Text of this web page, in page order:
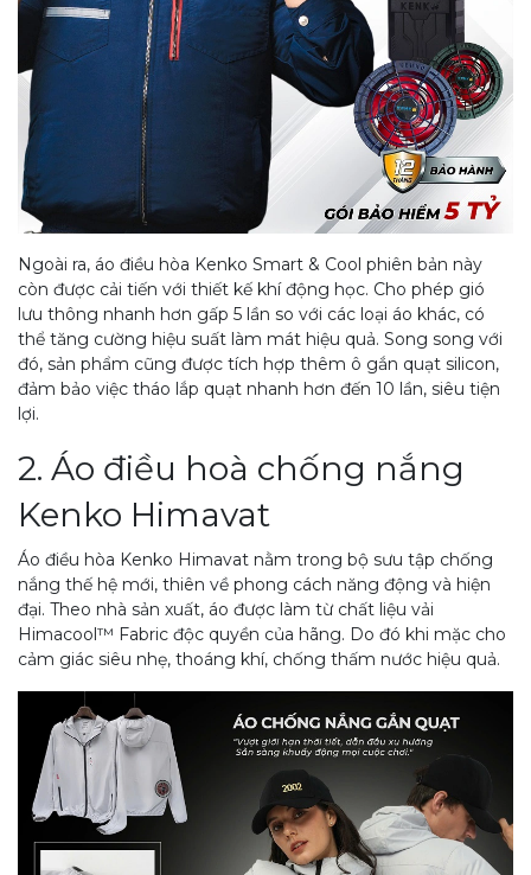
Ngoài ra, áo điều hòa Kenko Smart & Cool phiên bản này
còn được cải tiến với thiết kế khí động học. Cho phép gió
lưu thông nhanh hơn gấp 5 lần so với các loại áo khác, có
thể tăng cường hiệu suất làm mát hiệu quả. Song song với
đó, sản phẩm cũng được tích hợp thêm ô gắn quạt silicon,
đảm bảo việc tháo lắp quạt nhanh hơn đến 10 lần, siêu tiện
lợi.
2. Áo điều hoà chống nắng
Kenko Himavat
Áo điều hòa Kenko Himavat nằm trong bộ sưu tập chống
nắng thế hệ mới, thiên về phong cách năng động và hiện
đại. Theo nhà sản xuất, áo được làm từ chất liệu vải
Himacool™ Fabric độc quyền của hãng. Do đó khi mặc cho
cảm giác siêu nhẹ, thoáng khí, chống thấm nước hiệu quả.